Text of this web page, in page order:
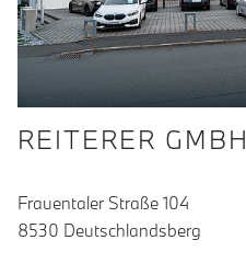
REITERER GMBH
Frauentaler Straße 104
8530 Deutschlandsberg